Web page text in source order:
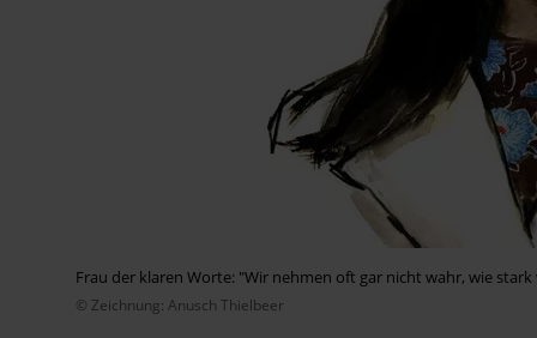
Frau der klaren Worte: "Wir nehmen oft gar nicht wahr, wie
© Zeichnung: Anusch Thielbeer